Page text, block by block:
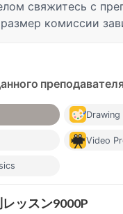
свяжитесь с
комиссии
преподавателя
Drawing
Video
レッスン9000P